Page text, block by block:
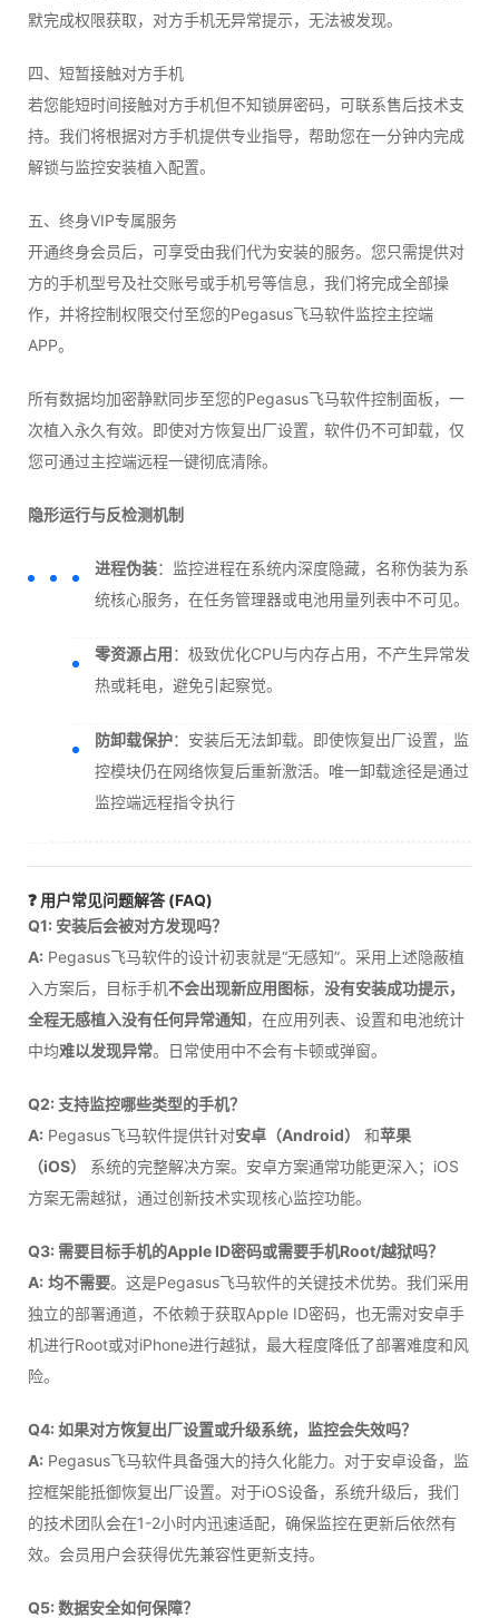
默完成权限获取，对方手机无异常提示，无法被发现。
四、短暂接触对方手机
若您能短时间接触对方手机但不知锁屏密码，可联系售后技术支
持。我们将根据对方手机提供专业指导，帮助您在一分钟内完成
解锁与监控安装植入配置。
五、终身VIP专属服务
开通终身会员后，可享受由我们代为安装的服务。您只需提供对
方的手机型号及社交账号或手机号等信息，我们将完成全部操
作，并将控制权限交付至您的Pegasus飞马软件监控主控端
APP。
所有数据均加密静默同步至您的Pegasus飞马软件控制面板，一
次植入永久有效。即使对方恢复出厂设置，软件仍不可卸载，仅
您可通过主控端远程一键彻底清除。
隐形运行与反检测机制
进程伪装：监控进程在系统内深度隐藏，名称伪装为系
统核心服务，在任务管理器或电池用量列表中不可见。
零资源占用：极致优化CPU与内存占用，不产生异常发
热或耗电，避免引起察觉。
防卸载保护：安装后无法卸载。即使恢复出厂设置，监
控模块仍在网络恢复后重新激活。唯一卸载途径是通过
监控端远程指令执行
❓ 用户常见问题解答 (FAQ)
Q1: 安装后会被对方发现吗？
A: Pegasus飞马软件的设计初衷就是“无感知”。采用上述隐蔽植
入方案后，目标手机不会出现新应用图标， 没有安装成功提示，
全程无感植入没有任何异常通知，在应用列表、设置和电池统计
中均难以发现异常。日常使用中不会有卡顿或弹窗。
Q2: 支持监控哪些类型的手机？
A: Pegasus飞马软件提供针对安卓（Android） 和苹果
（iOS）
系统的完整解决方案。安卓方案通常功能更深入；iOS
方案无需越狱，通过创新技术实现核心监控功能。
Q3: 需要目标手机的Apple ID密码或需要手机Root/越狱吗？
A: 均不需要。这是Pegasus飞马软件的关键技术优势。我们采用
独立的部署通道，不依赖于获取Apple ID密码，也无需对安卓手
机进行Root或对iPhone进行越狱，最大程度降低了部署难度和风
险。
Q4: 如果对方恢复出厂设置或升级系统，监控会失效吗？
A: Pegasus飞马软件具备强大的持久化能力。对于安卓设备，监
控框架能抵御恢复出厂设置。对于iOS设备，系统升级后，我们
的技术团队会在1-2小时内迅速适配，确保监控在更新后依然有
效。会员用户会获得优先兼容性更新支持。
Q5: 数据安全如何保障？